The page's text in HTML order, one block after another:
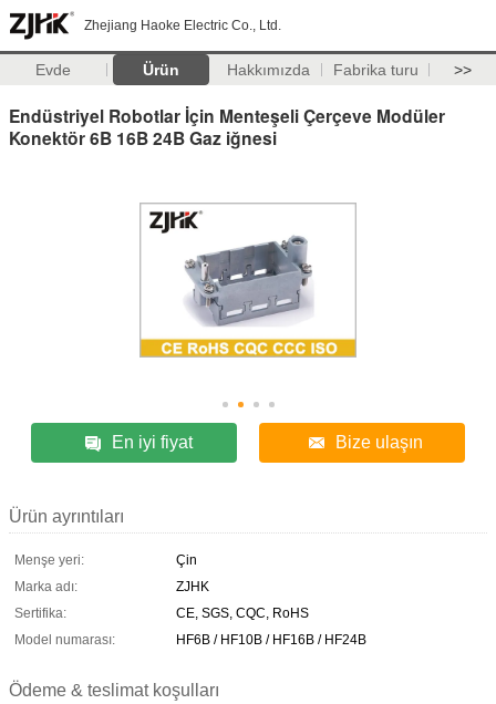
Zhejiang Haoke Electric Co., Ltd.
Evde Ürün Hakkımızda Fabrika turu >>
Endüstriyel Robotlar İçin Menteşeli Çerçeve Modüler
Konektör 6B 16B 24B Gaz iğnesi
En iyi fiyat Bize ulaşın
Ürün ayrıntıları
Menşe yeri:
Çin
Marka adı:
ZJHK
Sertifika:
CE, SGS, CQC, RoHS
Model numarası:
HF6B / HF10B / HF16B / HF24B
Ödeme & teslimat koşulları